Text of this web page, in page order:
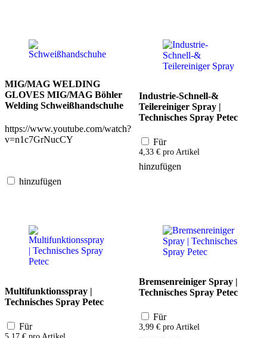
MIG/MAG WELDING
GLOVES MIG/MAG Böhler
Welding Schweißhandschuhe
https://www.youtube.com/watch?
v=n1c7GrNucCY
hinzufügen
Industrie-Schnell-&
Teilereiniger Spray |
Technisches Spray Petec
Für
4,33 € pro Artikel
hinzufügen
Multifunktionsspray |
Technisches Spray Petec
Für
Bremsenreiniger Spray |
Technisches Spray Petec
Für
3,99 € pro Artikel